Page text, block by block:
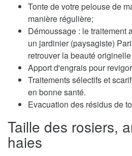
Tonte de votre pelouse de
manière régulière;
Démoussage : le traitement
un jardinier (paysagiste)
retrouver la beauté
Apport d'engrais pour
Traitements sélectifs et
en bonne santé.
Evacuation des résidus de
Taille des rosiers,
haies